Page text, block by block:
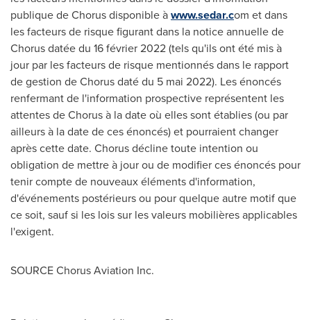
publique de Chorus disponible àwww.sedar.com et dans
les facteurs de risque figurant dans la notice annuelle de
Chorus datée du 16 février 2022 (tels qu'ils ont été mis à
jour par les facteurs de risque mentionnés dans le rapport
de gestion de Chorus daté du 5 mai 2022). Les énoncés
renfermant de l'information prospective représentent les
attentes de Chorus à la date où elles sont établies (ou par
ailleurs à la date de ces énoncés) et pourraient changer
après cette date. Chorus décline toute intention ou
obligation de mettre à jour ou de modifier ces énoncés pour
tenir compte de nouveaux éléments d'information,
d'événements postérieurs ou pour quelque autre motif que
ce soit, sauf si les lois sur les valeurs mobilières applicables
l'exigent.
SOURCE Chorus Aviation Inc.